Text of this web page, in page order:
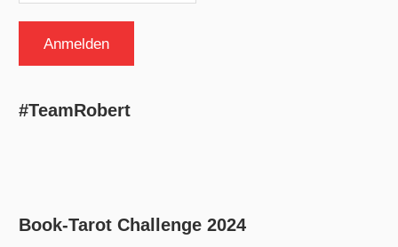
#TeamRobert
Book-Tarot Challenge 2024